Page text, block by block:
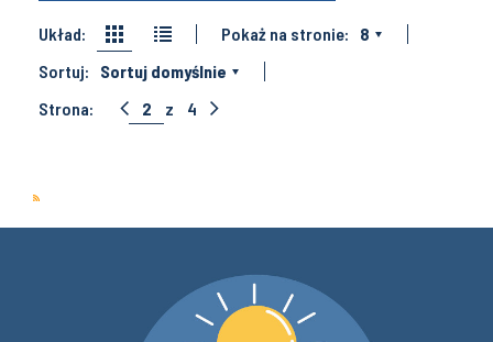
Układ: Pokaż na stronie:
8
Sortuj:
Sortuj domyślnie
Strona:
2 z 4